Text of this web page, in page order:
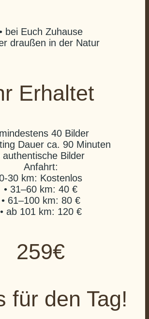
bei Euch Zuhause
draußen in der Natur
Erhaltet
40 Bilder
Dauer ca. 90 Minuten
authentische Bilder
Anfahrt:
30 km: Kostenlos
• 31–60 km: 40 €
• 61–100 km: 80 €
• ab 101 km: 120 €
259€
für den Tag!